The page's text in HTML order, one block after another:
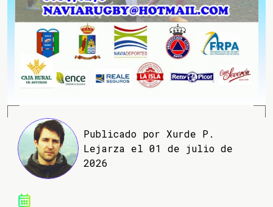
Publicado por Xurde P.
Lejarza el 01 de julio de
2026